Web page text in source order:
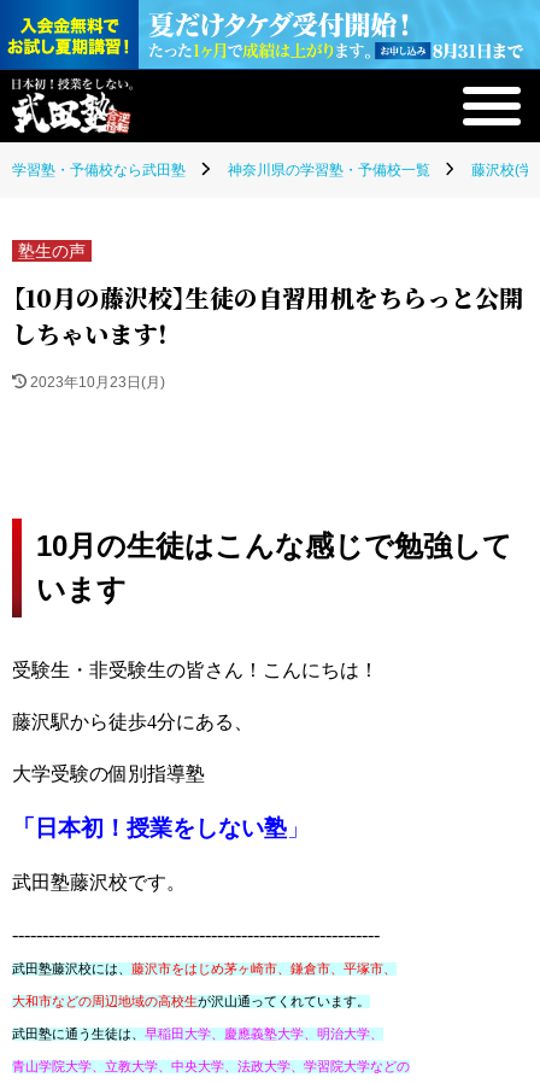
学習塾・予備校なら武田塾 神奈川県の学習塾・予備校一覧 藤沢校(学
塾生の声
【10月の藤沢校】生徒の自習用机をちらっと公開
しちゃいます！
2023年10月23日(月)
10月の生徒はこんな感じで勉強して
います
受験生・非受験生の皆さん！こんにちは！
藤沢駅から徒歩4分にある
大学受験の個別指導塾
「日本初！授業をしない塾 」
武田塾藤沢校です。
-------------------------------------------------------------
武田塾藤沢校には、 藤沢市をはじめ茅ヶ崎市、 鎌倉市、平塚市、
大和市などの周辺地域の高校生が沢山通ってくれています。
武田塾に通う生徒は、 早稲田大学、慶應義塾大学、 明治大学、
青山学院大学、立教大学、 中央大学、法政大学、学習院大学などの